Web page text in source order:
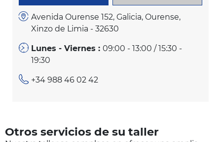
Avenida Ourense 152, Galicia, Ourense,
Xinzo de Limia - 32630
Lunes - Viernes :09:00 - 13:00 / 15:30 -
19:30
+34 988 46 02 42
Otros servicios de su taller